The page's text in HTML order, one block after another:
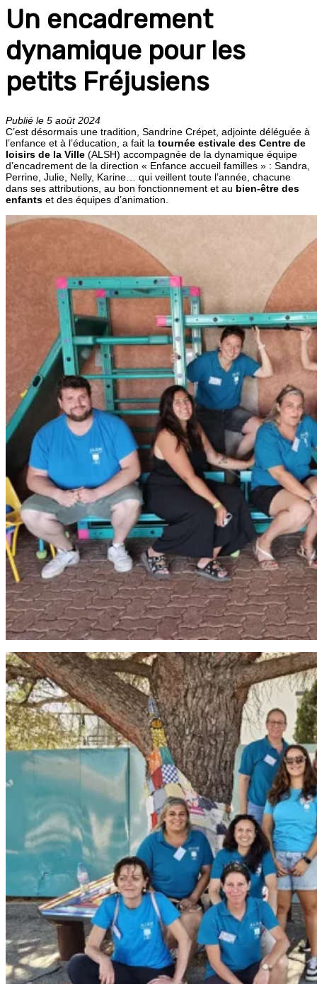
Un encadrement
dynamique pour les
petits Fréjusiens
Publié le 5 août 2024
C’est désormais une tradition, Sandrine Crépet, adjointe déléguée à
l’enfance et à l’éducation, a fait la tournée estivale des Centre de
loisirs de la Ville (ALSH) accompagnée de la dynamique équipe
d’encadrement de la direction « Enfance accueil familles » : Sandra,
Perrine, Julie, Nelly, Karine… qui veillent toute l’année, chacune
dans ses attributions, au bon fonctionnement et au bien-être des
enfants et des équipes d’animation.